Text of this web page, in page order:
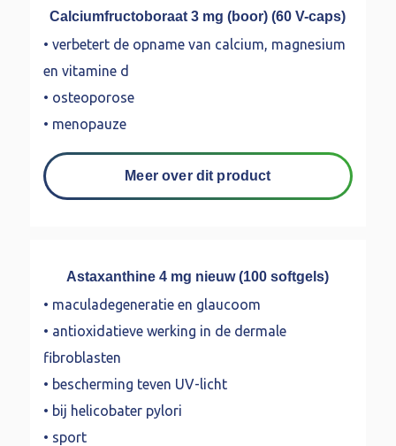
Calciumfructoboraat 3 mg (boor) (60 V-caps)
• verbetert de opname van calcium, magnesium
en vitamine d
• osteoporose
• menopauze
Meer over dit product
Astaxanthine 4 mg nieuw (100 softgels)
• maculadegeneratie en glaucoom
• antioxidatieve werking in de dermale
fibroblasten
• bescherming teven UV-licht
• bij helicobater pylori
• sport